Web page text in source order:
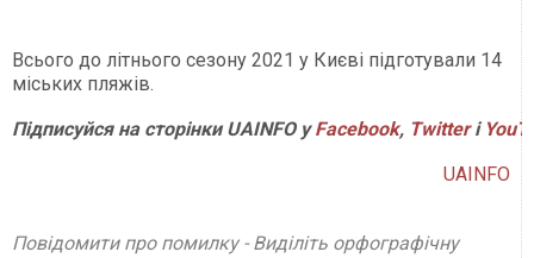
Всього до літнього сезону 2021 у Києві підготували 14
міських пляжів.
Підписуйся на сторінки UAINFO уFacebook, Twitterі
UAINFO
Повідомити про помилку - Виділіть орфографічну